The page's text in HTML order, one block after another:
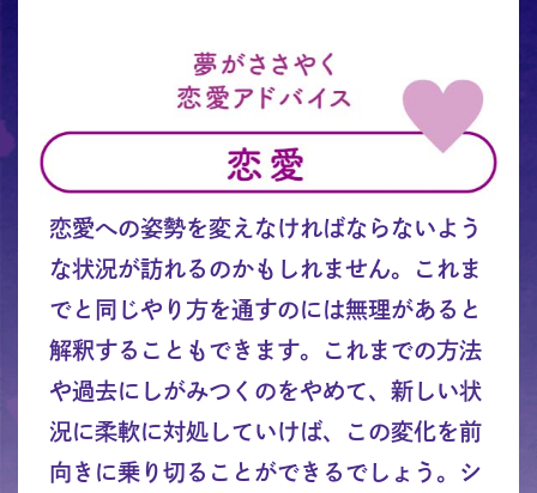
恋愛への姿勢を変えなければならないよう
な状況が訪れるのかもしれません。これま
でと同じやり方を通すのには無理があると
解釈することもできます。これまでの方法
や過去にしがみつくのをやめて、新しい状
況に柔軟に対処していけば、この変化を前
向きに乗り切ることができるでしょう。シ